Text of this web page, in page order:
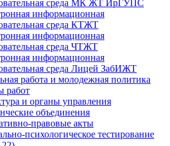
среда МК ЖТ ИрГУПС
информационная
среда КТЖТ
информационная
среда ЧТЖТ
информационная
среда Лицей ЗабИЖТ
работа и молодежная политика
работ
и органы управления
объединения
правовые акты
психологическое тестирование